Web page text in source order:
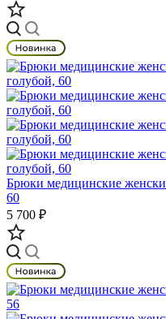
Брюки медицинские
60
5 700 ₽